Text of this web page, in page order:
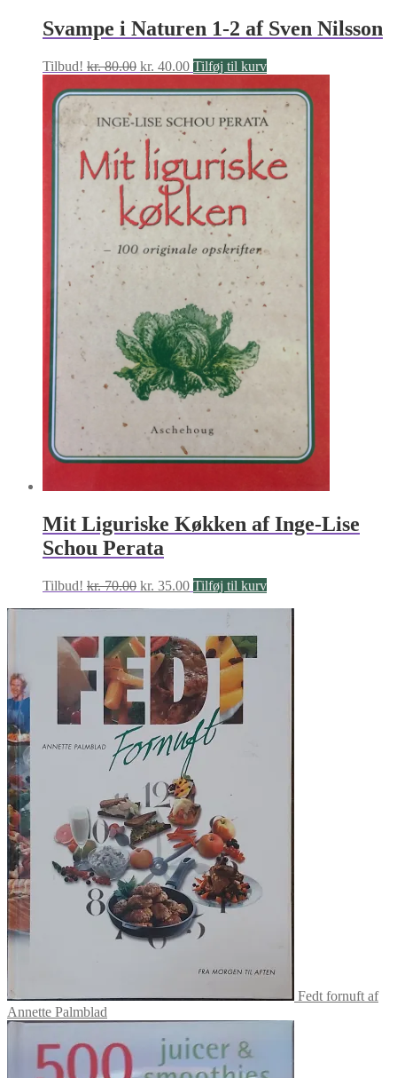
Svampe i Naturen 1-2 af Sven Nilsson
Tilbud! kr.80.00 Den
pris
kr. 80.00.
kr. 40.00Den
pris
kr. 40.00.
Tilføj til kurv
Mit Liguriske Køkken af Inge-Lise
Schou Perata
Tilbud! kr.70.00 Den
var:
kr. 70.00.
kr. 35.00Den
kr. 35.00.
Tilføj til kurv
Fedt fornuft af
Annette Palmblad